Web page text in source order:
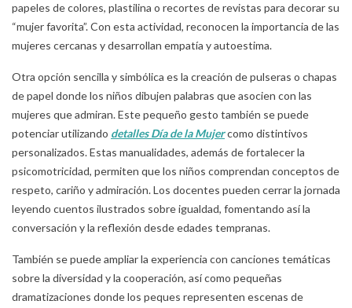
papeles de colores, plastilina o recortes de revistas para decorar su
“mujer favorita”. Con esta actividad, reconocen la importancia de las
mujeres cercanas y desarrollan empatía y autoestima.
Otra opción sencilla y simbólica es la creación de pulseras o chapas
de papel donde los niños dibujen palabras que asocien con las
mujeres que admiran. Este pequeño gesto también se puede
potenciar utilizando detalles Día de la Mujercomo distintivos
personalizados. Estas manualidades, además de fortalecer la
psicomotricidad, permiten que los niños comprendan conceptos de
respeto, cariño y admiración. Los docentes pueden cerrar la jornada
leyendo cuentos ilustrados sobre igualdad, fomentando así la
conversación y la reflexión desde edades tempranas.
También se puede ampliar la experiencia con canciones temáticas
sobre la diversidad y la cooperación, así como pequeñas
dramatizaciones donde los peques representen escenas de